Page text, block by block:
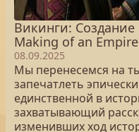
Викинги:
Making of an
08.09.2025
Мы перенесемся на
запечатлеть
единственной в
захватывающий
изменивших ход